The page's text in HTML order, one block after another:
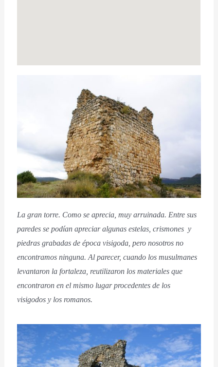
La gran torre. Como se aprecia, muy arruinada. Entre sus
paredes se podían apreciar algunas estelas, crismones y
piedras grabadas de época visigoda, pero nosotros no
encontramos ninguna. Al parecer, cuando los musulmanes
levantaron la fortaleza, reutilizaron los materiales que
encontraron en el mismo lugar procedentes de los
visigodos y los romanos.